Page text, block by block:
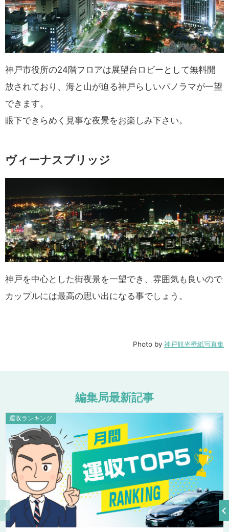
神戸市役所の24階フロアは展望台ロビーとして無料開
放されており、海と山が迫る神戸らしいパノラマが一望
できます。
眼下できらめく見事な夜景をお楽しみ下さい。
ヴィーナスブリッジ
神戸を中心とした街夜景を一望でき、雰囲気も良いので
カップルには最高の思い出になる事でしょう。
Photo by 神戸観光壁紙写真集
編集局最新記事
運収ランキング